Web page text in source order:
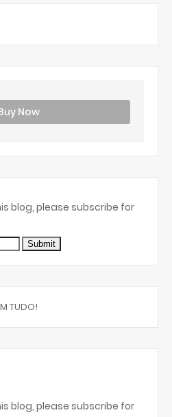
Now
blog, please subscribe for
TUDO!
blog, please subscribe for